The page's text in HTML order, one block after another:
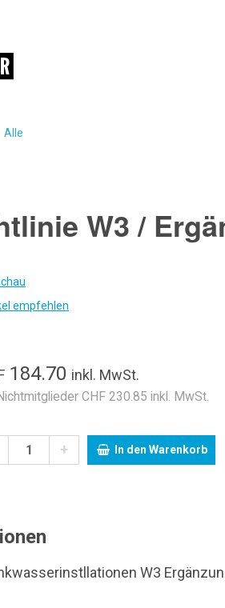
Alle
W3 /
empfehlen
184.70 inkl. MwSt.
CHF 230.85 inkl. MwSt.
+ In den Warenkorb
W3